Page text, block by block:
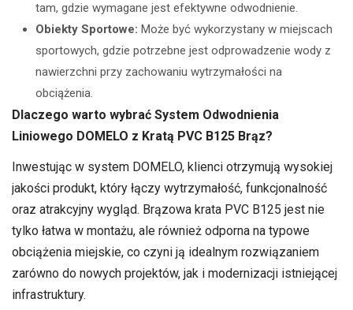
tam, gdzie wymagane jest efektywne odwodnienie.
Obiekty Sportowe: Może być wykorzystany w miejscach
sportowych, gdzie potrzebne jest odprowadzenie wody z
nawierzchni przy zachowaniu wytrzymałości na
obciążenia.
Dlaczego warto wybrać System Odwodnienia
Liniowego DOMELO z Kratą PVC B125 Brąz?
Inwestując w system DOMELO, klienci otrzymują wysokiej
jakości produkt, który łączy wytrzymałość, funkcjonalność
oraz atrakcyjny wygląd. Brązowa krata PVC B125 jest nie
tylko łatwa w montażu, ale również odporna na typowe
obciążenia miejskie, co czyni ją idealnym rozwiązaniem
zarówno do nowych projektów, jak i modernizacji istniejącej
infrastruktury.